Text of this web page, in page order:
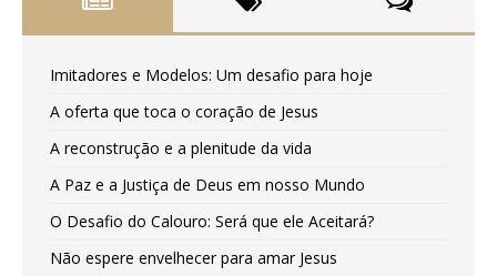
Imitadores e Modelos: Um desafio para hoje
A oferta que toca o coração de Jesus
A reconstrução e a plenitude da vida
A Paz e a Justiça de Deus em nosso Mundo
O Desafio do Calouro: Será que ele Aceitará?
Não espere envelhecer para amar Jesus